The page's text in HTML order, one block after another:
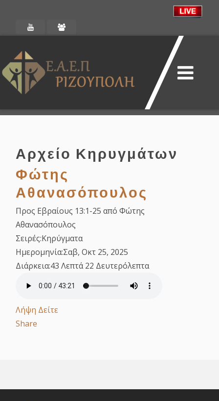
Αρχείο Κηρυγμάτων
Φώτης
Αθανασόπουλος
Προς Εβραίους 13:1-25 από Φώτης
Αθανασόπουλος
Σειρές:Κηρύγματα
Ημερομηνία:Σαβ, Οκτ 25, 2025
Διάρκεια:43 Λεπτά 22 Δευτερόλεπτα
Λήψη Δείτε
Share